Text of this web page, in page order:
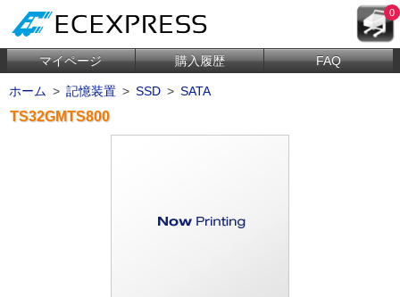
0
マイページ 購入履歴 FAQ
ホーム > 記憶装置 > SSD > SATA
TS32GMTS800